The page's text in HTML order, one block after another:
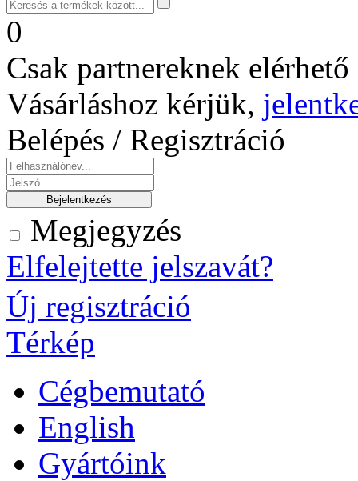
0
Csak partnereknek
Vásárláshoz kérjük,
Belépés / Regisztráció
Megjegyzés
Elfelejtette jelszavát?
Új regisztráció
Térkép
Cégbemutató
English
Gyártóink